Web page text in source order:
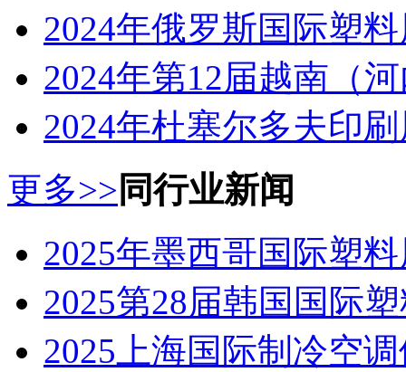
2024年俄罗斯国际塑
2024年第12届越南（
2024年杜塞尔多夫印
更多>> 同行业新闻
2025年墨西哥国际塑
2025第28届韩国国际
2025上海国际制冷空